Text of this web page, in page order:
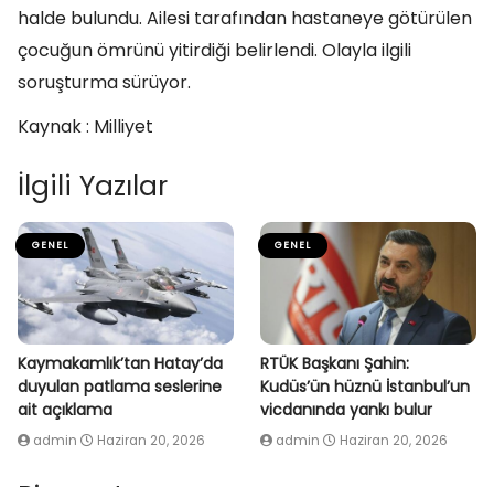
halde bulundu. Ailesi tarafından hastaneye götürülen
çocuğun ömrünü yitirdiği belirlendi. Olayla ilgili
soruşturma sürüyor.
Kaynak : Milliyet
İlgili Yazılar
GENEL
Kaymakamlık’tan Hatay’da
duyulan patlama seslerine
ait açıklama
admin Haziran 20, 2026
GENEL
RTÜK Başkanı Şahin:
Kudüs’ün hüznü İstanbul’un
vicdanında yankı bulur
admin Haziran 20, 2026